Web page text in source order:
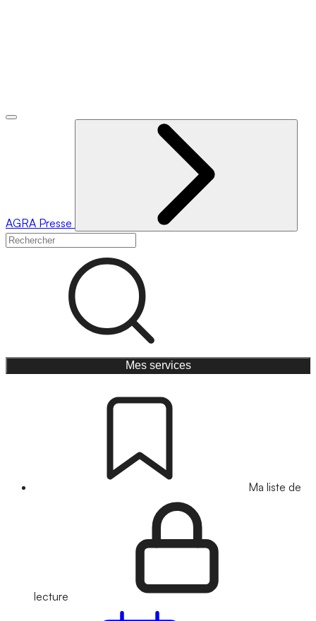
AGRA Presse
Mes services
Ma liste de
lecture